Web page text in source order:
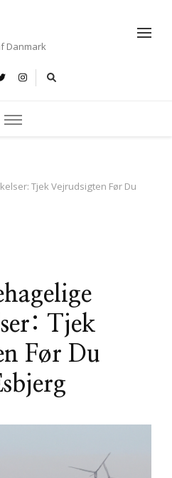
Danmark
Tjek Vejrudsigten Før Du
Tjek
Før Du